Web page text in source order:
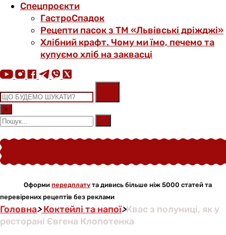
Спецпроєкти
ГастроСпадок
Рецепти пасок з ТМ «Львівські дріжджі»
Хлібний крафт. Чому ми їмо, печемо та
купуємо хліб на заквасці
×
Оформи передплату та дивись більше ніж 5000 статей та
перевірених рецептів без реклами
Головна>Коктейлі та напої>Квас з полуниці, як у
ресторані Євгена Клопотенка